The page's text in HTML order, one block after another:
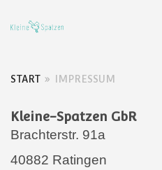
START » IMPRESSUM
Kleine-Spatzen GbR
Brachterstr. 91a
40882 Ratingen